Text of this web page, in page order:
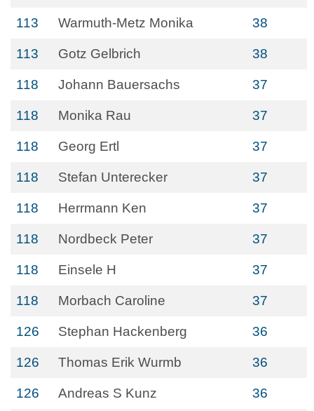
113 Warmuth-Metz Monika 38
113 Gotz Gelbrich 38
118 Johann Bauersachs 37
118 Monika Rau 37
118 Georg Ertl 37
118 Stefan Unterecker 37
118 Herrmann Ken 37
118 Nordbeck Peter 37
118 Einsele H 37
118 Morbach Caroline 37
126 Stephan Hackenberg 36
126 Thomas Erik Wurmb 36
126 Andreas S Kunz 36